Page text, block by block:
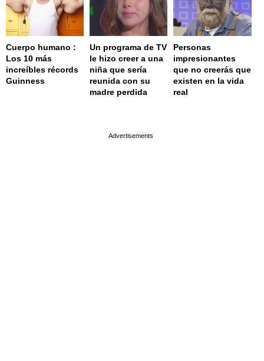
Cuerpo humano :
Los 10 más
increíbles récords
Guinness
Un programa de TV
le hizo creer a una
niña que sería
reunida con su
madre perdida
Personas
impresionantes
que no creerás que
existen en la vida
real